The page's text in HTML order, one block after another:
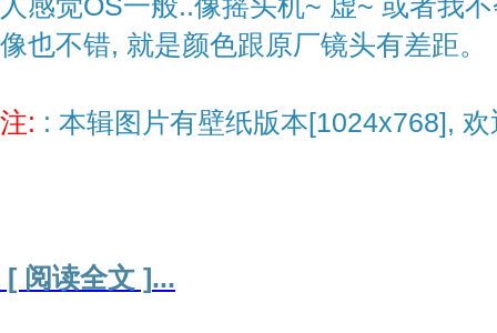
人感觉OS一般..像摇头机~ 虚~ 或者我
像也不错, 就是颜色跟原厂镜头有差距。
注: : 本辑图片有壁纸版本[1024x768],
[ 阅读全文 ]...